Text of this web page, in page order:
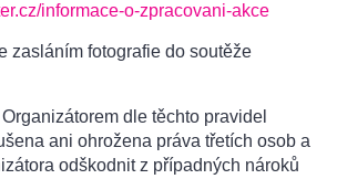
informace-o-zpracovani-akce
zasláním fotografie do soutěže
dle těchto pravidel
ani ohrožena práva třetích osob a
odškodnit z případných nároků